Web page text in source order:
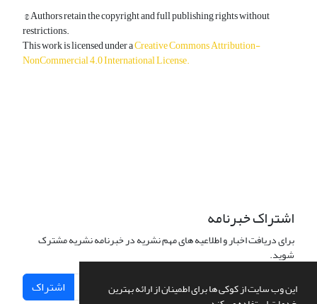
این وب سایت از کوکی ها برای اطمینان از ارائه بهترین
© Authors retain the copyright and full publishing rights without
restrictions.
This work is licensed under aCreative Commons Attribution-
NonCommercial 4.0 International License.
اشتراک خبرنامه
برای دریافت اخبار و اطلاعیه های مهم نشریه در خبرنامه نشریه مشترک
شوید.
اشتراک